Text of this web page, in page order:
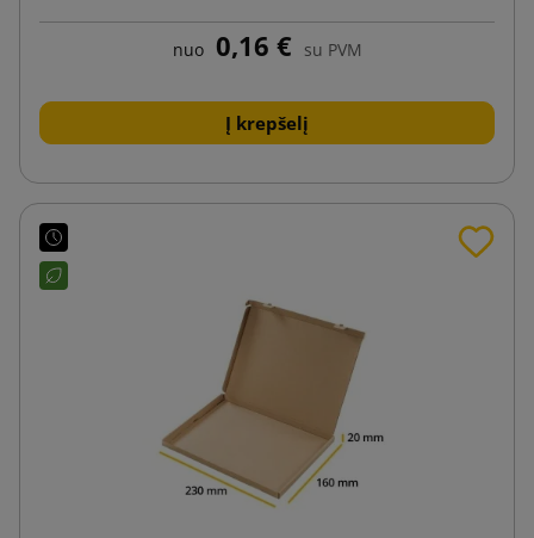
nuo 0,16 € su PVM
Į krepšelį